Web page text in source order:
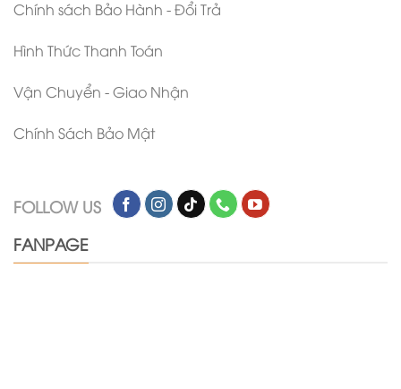
Chính sách Bảo Hành - Đổi Trả
Hình Thức Thanh Toán
Vận Chuyển - Giao Nhận
Chính Sách Bảo Mật
FOLLOW US
FANPAGE